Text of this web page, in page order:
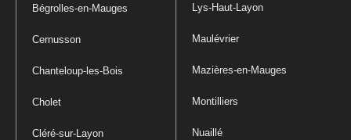
Bégrolles-en-Mauges
Cernusson
Chanteloup-les-Bois
Cholet
Cléré-sur-Layon
Lys-Haut-Layon
Maulévrier
Mazières-en-Mauges
Montilliers
Nuaillé